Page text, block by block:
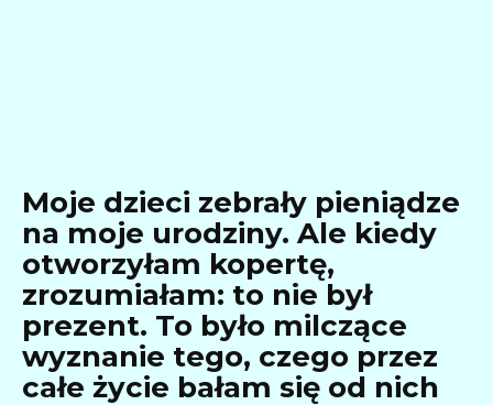
Moje dzieci zebrały pieniądze
na moje urodziny. Ale kiedy
otworzyłam kopertę,
zrozumiałam: to nie był
prezent. To było milczące
wyznanie tego, czego przez
całe życie bałam się od nich